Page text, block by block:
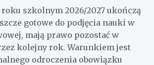
szkolnym 2026/2027 ukończą
gotowe do podjęcia nauki w
mają prawo pozostać w
kolejny rok. Warunkiem jest
odroczenia obowiązku